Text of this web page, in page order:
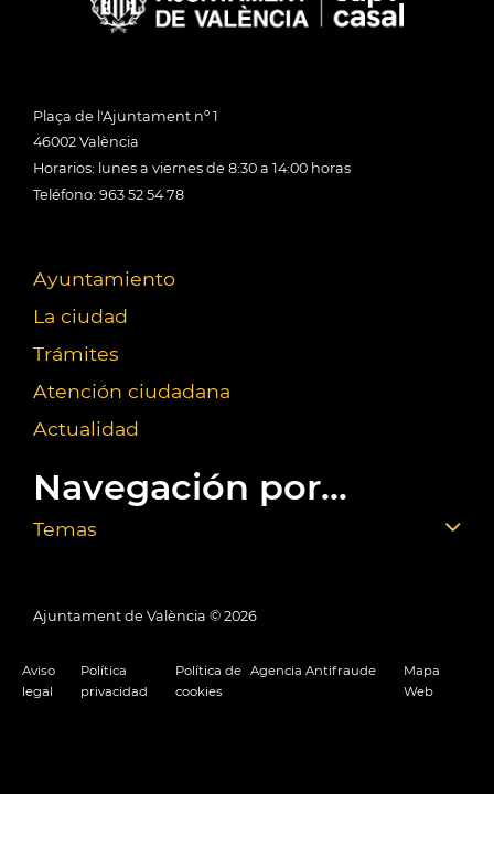
Plaça de l'Ajuntament nº 1
46002 València
Horarios: lunes a viernes de 8:30 a 14:00 horas
Teléfono: 963 52 54 78
Ayuntamiento
La ciudad
Trámites
Atención ciudadana
Actualidad
Navegación por...
Temas
Ajuntament de València © 2026
Aviso
legal
Política
privacidad
Política de
cookies
Agencia Antifraude
Mapa
Web